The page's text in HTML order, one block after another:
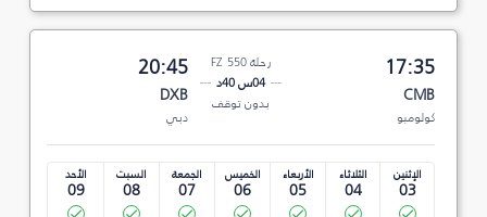
17:35
CMB
كولومبو
رحلة FZ 550
04س 40د
بدون توقف
20:45
DXB
دبي
الإثنين
03
الثلاثاء
04
الأربعاء
05
الخميس
06
الجمعة
07
السبت
08
الأحد
09